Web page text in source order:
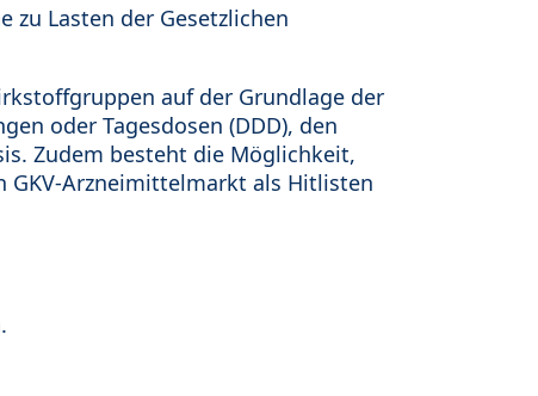
zu Lasten der Gesetzlichen
auf der Grundlage der
oder Tagesdosen (DDD), den
Zudem besteht die Möglichkeit,
GKV-Arzneimittelmarkt als Hitlisten